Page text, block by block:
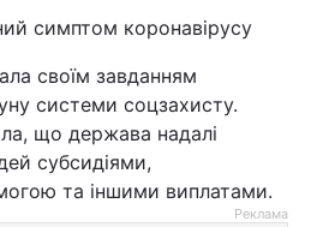
симптом коронавірусу
своїм завданням
системи соцзахисту.
що держава надалі
субсидіями,
та іншими виплатами.
Реклама